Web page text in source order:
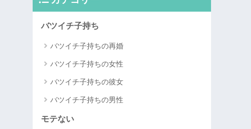
バツイチ子持ち
バツイチ子持ちの再婚
バツイチ子持ちの女性
バツイチ子持ちの彼女
バツイチ子持ちの男性
モテない